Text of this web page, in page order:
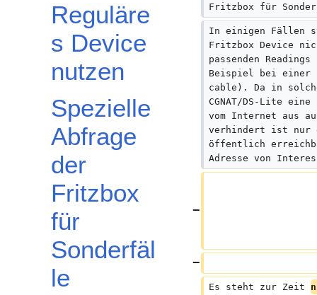
Reguläre
s Device
nutzen
Spezielle
Abfrage
der
Fritzbox
für
Sonderfäl
le
Fritzbox für
In einigen Fällen
Fritzbox Device
passenden
Beispiel bei einer
cable). Da in
CGNAT/DS-Lite
vom Internet aus
verhindert ist
öffentlich
Adresse von
Es steht zur Zeit